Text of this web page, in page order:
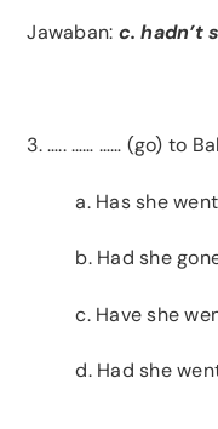
Jawaban: c. hadn’t
3. ….. …… …… (go) to
a. Has she went
b. Had she
c. Have she
d. Had she